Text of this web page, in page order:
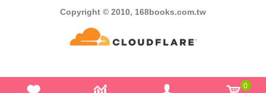
0
Copyright © 2010, 168books.com.tw